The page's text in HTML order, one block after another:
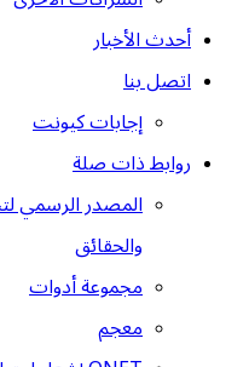
أحدث الأخبار
اتصل بنا
إجابات كيونت
روابط ذات صلة
المصدر الرسمي
والحقائق
مجموعة أدوات
معجم